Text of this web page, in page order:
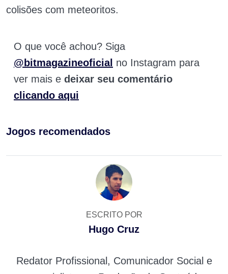
colisões com meteoritos.
O que você achou? Siga
@bitmagazineoficial no Instagram para
ver mais e deixar seu comentário
clicando aqui
Jogos recomendados
ESCRITO POR
Hugo Cruz
Redator Profissional, Comunicador Social e